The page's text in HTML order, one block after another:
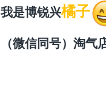
我是博锐兴橘子
（微信同号）淘